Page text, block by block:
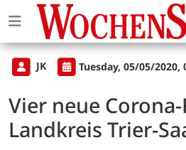
JK Tuesday, 05/05/2020,
Vier neue
Landkreis Trier-